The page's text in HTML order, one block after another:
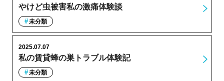
やけど虫被害私の激痛体験談
未分類
私の賃貸蜂の巣トラブル体験記
2025.07.07
未分類